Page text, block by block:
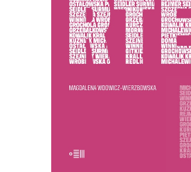
PREMIERA 25
69.00zł
KSIĄŻKA DO